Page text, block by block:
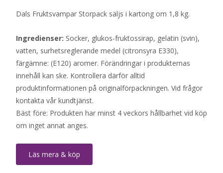
Dals Fruktsvampar Storpack säljs i kartong om 1,8 kg.
Ingredienser: Socker, glukos-fruktossirap, gelatin (svin),
vatten, surhetsreglerande medel (citronsyra E330),
färgämne: (E120) aromer. Förändringar i produkternas
innehåll kan ske. Kontrollera därför alltid
produktinformationen på originalförpackningen. Vid frågor
kontakta vår kundtjänst.
Bäst före: Produkten har minst 4 veckors hållbarhet vid köp
om inget annat anges.
Läs mera & köp